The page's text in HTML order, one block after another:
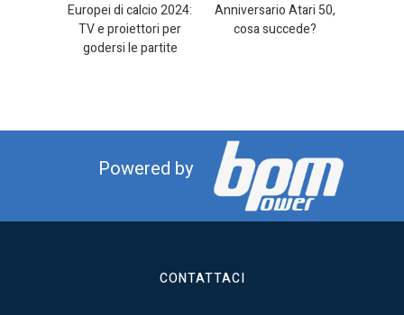
Europei di calcio 2024:
TV e proiettori per
godersi le partite
Anniversario Atari 50,
cosa succede?
Powered by
CONTATTACI